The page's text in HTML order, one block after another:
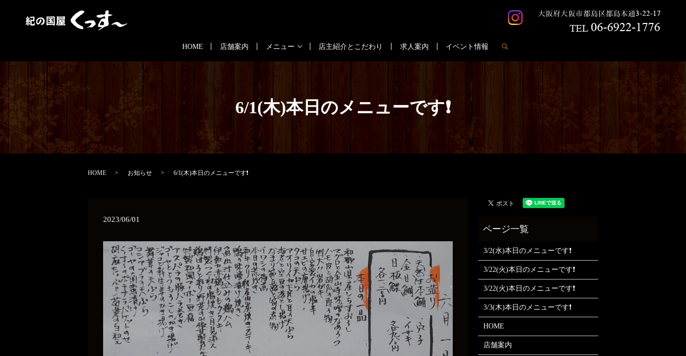
HOME 店舗案内 メニュー 店主紹介とこだわり 求人案内 イベント情報
6/1(木)本日のメニューです❗
HOME お知らせ 6/1(木)本日のメニューです❗
2023/06/01
3/2(水)本日のメニューです❗
3/22(火)本日のメニューです❗
3/22(火)本日のメニューです❗
3/3(木)本日のメニューです❗
HOME
店舗案内